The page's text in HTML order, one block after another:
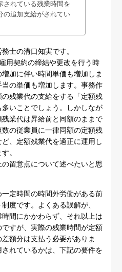
されている残業時間を
の追加支給がされてい
士の溝口知実です。
用契約の締結や更改を行う時
加に伴い時間単価も増加しま
の単価も増加します。事務作
残業代の支給をする「定額残
いことでしょう。しかしなが
業代は昇給前と同額のままで
の従業員に一律同額の定額残
、定額残業代を適正に運用し
。
留意点について述べたいと思
定時間の時間外労働がある前
度です。よくある誤解が、
時間にかかわらず、それ以上は
すが、実際の残業時間が定額
額分は支払う必要がありま
れているかは、下記の要件を